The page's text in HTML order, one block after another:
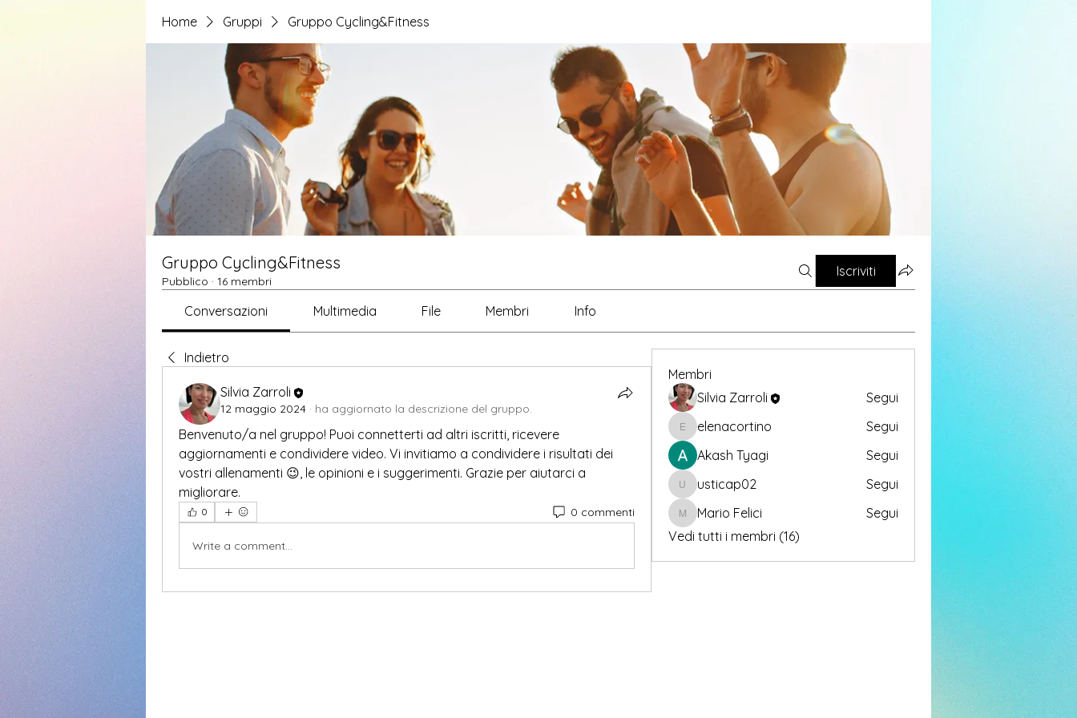
Home Gruppi Gruppo Cycling&Fitness
Gruppo Cycling&Fitness
Pubblico · 16 membri
Iscriviti
Conversazioni Multimedia File Membri Info
Indietro
Silvia Zarroli
12 maggio 2024 · ha aggiornato la descrizione del gruppo.
Benvenuto/a nel gruppo! Puoi connetterti ad altri iscritti, ricevere
aggiornamenti e condividere video. Vi invitiamo a condividere i risultati dei
vostri allenamenti 😉, le opinioni e i suggerimenti. Grazie per aiutarci a
migliorare.
0 0 commenti
Write a comment...
Membri
Silvia Zarroli
Segui
elenacortino
elenacortino
Segui
Akash Tyagi
Segui
usticap02
usticap02 Segui
Mario Felici
Mario Felici
Segui
Vedi tutti i membri (16)